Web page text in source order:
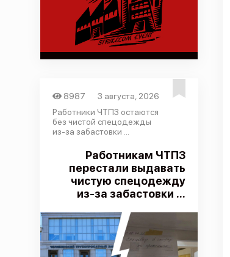
8987
3 августа, 2026
Работники ЧТПЗ остаются
без чистой спецодежды
из-за забастовки ...
Работникам ЧТПЗ
перестали выдавать
чистую спецодежду
из-за забастовки ...